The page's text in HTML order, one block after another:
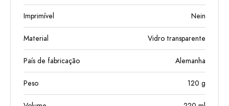
Imprimível Nein
Material Vidro transparente
País de fabricação Alemanha
Peso 120 g